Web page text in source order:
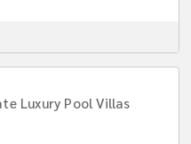
Luxury Pool Villas